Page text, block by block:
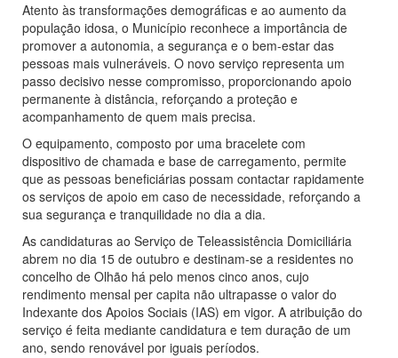
Atento às transformações demográficas e ao aumento da
população idosa, o Município reconhece a importância de
promover a autonomia, a segurança e o bem-estar das
pessoas mais vulneráveis. O novo serviço representa um
passo decisivo nesse compromisso, proporcionando apoio
permanente à distância, reforçando a proteção e
acompanhamento de quem mais precisa.
O equipamento, composto por uma bracelete com
dispositivo de chamada e base de carregamento, permite
que as pessoas beneficiárias possam contactar rapidamente
os serviços de apoio em caso de necessidade, reforçando a
sua segurança e tranquilidade no dia a dia.
As candidaturas ao Serviço de Teleassistência Domiciliária
abrem no dia 15 de outubro e destinam-se a residentes no
concelho de Olhão há pelo menos cinco anos, cujo
rendimento mensal per capita não ultrapasse o valor do
Indexante dos Apoios Sociais (IAS) em vigor. A atribuição do
serviço é feita mediante candidatura e tem duração de um
ano, sendo renovável por iguais períodos.